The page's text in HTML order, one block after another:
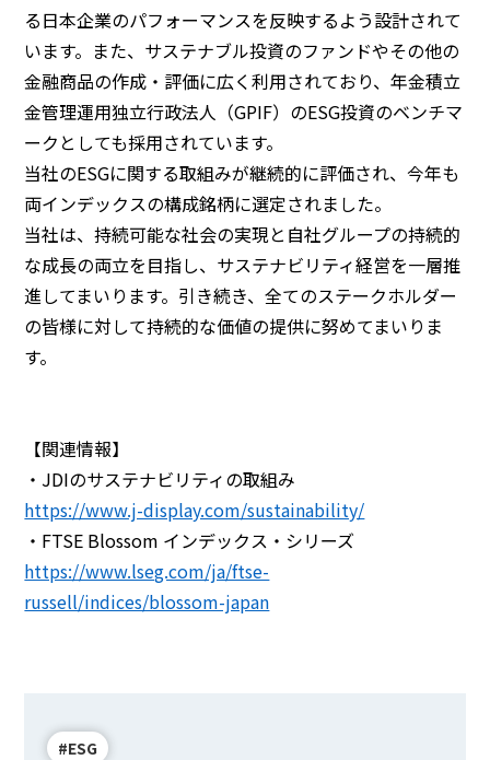
る日本企業のパフォーマンスを反映するよう設計されて
います。また、サステナブル投資のファンドやその他の
金融商品の作成・評価に広く利用されており、年金積立
金管理運用独立行政法人（GPIF）のESG投資のベンチマ
ークとしても採用されています。
当社のESGに関する取組みが継続的に評価され、今年も
両インデックスの構成銘柄に選定されました。
当社は、持続可能な社会の実現と自社グループの持続的
な成長の両立を目指し、サステナビリティ経営を一層推
進してまいります。引き続き、全てのステークホルダー
の皆様に対して持続的な価値の提供に努めてまいりま
す。
【関連情報】
・JDIのサステナビリティの取組み
https://www.j-display.com/sustainability/
・FTSE Blossom インデックス・シリーズ
https://www.lseg.com/ja/ftse-
russell/indices/blossom-japan
#ESG